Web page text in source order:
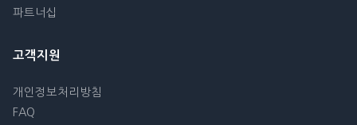
파트너십
고객지원
개인정보처리방침
FAQ